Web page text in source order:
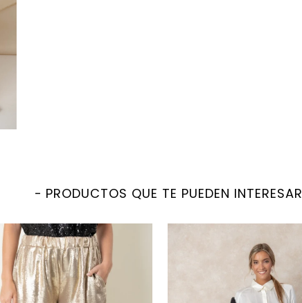
PRODUCTOS QUE TE PUEDEN INTERESAR